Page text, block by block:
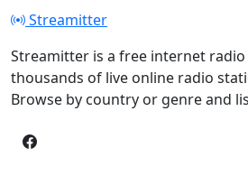
Streamitter
Streamitter is a free internet
thousands of live online radio
Browse by country or genre and